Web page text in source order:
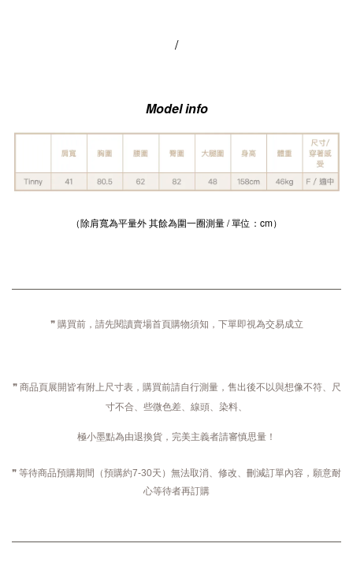
/
Model info
（除肩寬為平量外 其餘為圍一圈測量 / 單位：cm）
❞ 購買前，請先閱讀賣場首頁購物須知，下單即視為交易成立
❞ 商品頁展開皆有附上尺寸表，購買前請自行測量，售出後不以與想像不符、尺
寸不合、些微色差、線頭、染料、
極小墨點為由退換貨，完美主義者請審慎思量！
❞ 等待商品預購期間（預購約7-30天）無法取消、修改、刪減訂單內容，願意耐
心等待者再訂購